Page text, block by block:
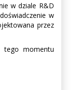
w dziale R&D
w
przez
tego momentu